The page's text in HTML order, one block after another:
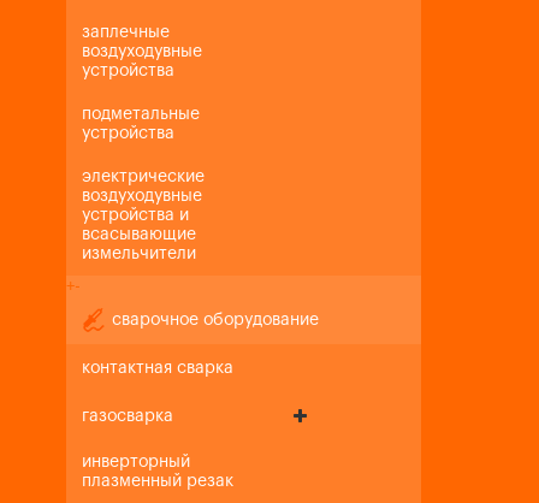
заплечные
воздуходувные
устройства
подметальные
устройства
электрические
воздуходувные
устройства и
всасывающие
измельчители
+-
сварочное оборудование
контактная сварка
газосварка
инверторный
плазменный резак